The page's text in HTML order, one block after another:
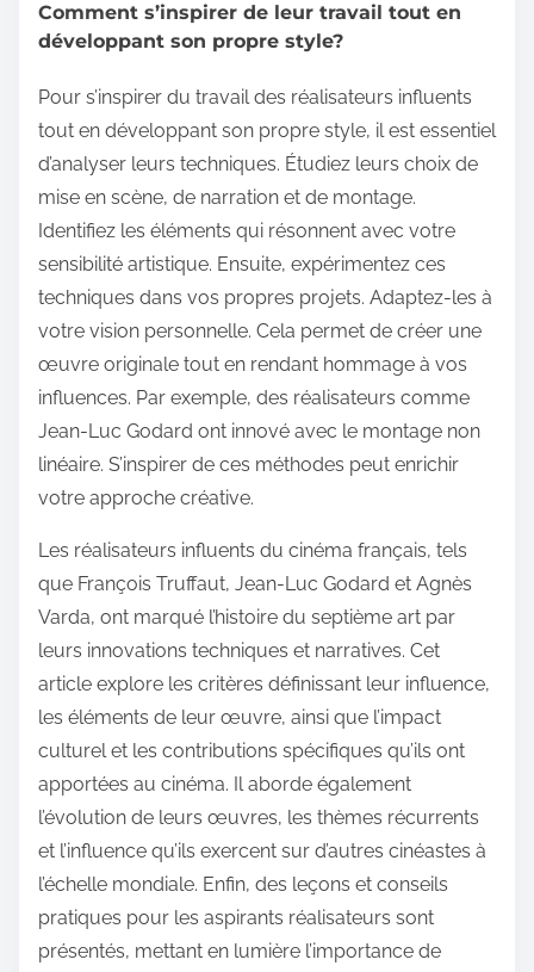
Comment s’inspirer de leur travail tout en
développant son propre style?
Pour s’inspirer du travail des réalisateurs influents
tout en développant son propre style, il est essentiel
d’analyser leurs techniques. Étudiez leurs choix de
mise en scène, de narration et de montage.
Identifiez les éléments qui résonnent avec votre
sensibilité artistique. Ensuite, expérimentez ces
techniques dans vos propres projets. Adaptez-les à
votre vision personnelle. Cela permet de créer une
œuvre originale tout en rendant hommage à vos
influences. Par exemple, des réalisateurs comme
Jean-Luc Godard ont innové avec le montage non
linéaire. S’inspirer de ces méthodes peut enrichir
votre approche créative.
Les réalisateurs influents du cinéma français, tels
que François Truffaut, Jean-Luc Godard et Agnès
Varda, ont marqué l’histoire du septième art par
leurs innovations techniques et narratives. Cet
article explore les critères définissant leur influence,
les éléments de leur œuvre, ainsi que l’impact
culturel et les contributions spécifiques qu’ils ont
apportées au cinéma. Il aborde également
l’évolution de leurs œuvres, les thèmes récurrents
et l’influence qu’ils exercent sur d’autres cinéastes à
l’échelle mondiale. Enfin, des leçons et conseils
pratiques pour les aspirants réalisateurs sont
présentés, mettant en lumière l’importance de